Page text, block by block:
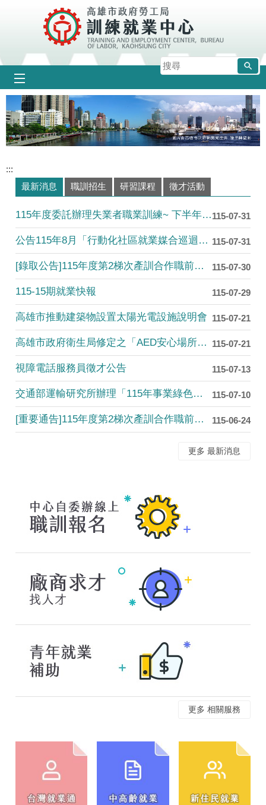
跳到主要內容區塊
搜
尋
:::
最新消息
職訓招生 研習課程 徵才活動
115-07-31
115年度委託辦理失業者職業訓練~ 下半年度招生中!!!!
115-07-31
公告115年8月「行動化社區就業媒合巡迴活動行程表」
115-07-30
[錄取公告]115年度第2梯次產訓合作職前訓練班錄取名單公告....
115-07-29
115-15期就業快報
115-07-21
高雄市推動建築物設置太陽光電設施說明會
115-07-21
高雄市政府衛生局修定之「AED安心場所認證」申辦作業流程
115-07-13
視障電話服務員徵才公告
115-07-10
交通部運輸研究所辦理「115年事業綠色通勤標章制度試辦活動」....
115-06-24
[重要通告]115年度第2梯次產訓合作職前訓練班筆試測驗，免....
更多 最新消息
更多 相關服務